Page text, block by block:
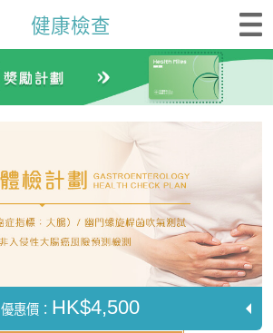
健康檢查
優惠價： HK$4,500